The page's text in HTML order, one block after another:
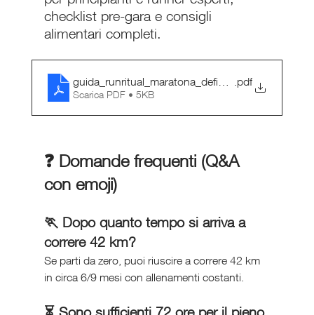
checklist pre-gara e consigli
alimentari completi.
guida_runritual_maratona_definitiva.pdf
Scarica PDF • 5KB
❓ Domande frequenti (Q&A
con emoji)
🏃 Dopo quanto tempo si arriva a
correre 42 km?
Se parti da zero, puoi riuscire a correre 42 km
in circa 6/9 mesi con allenamenti costanti.